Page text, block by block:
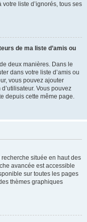
liste d’ignorés, tous ses
de ma liste d’amis ou
deux manières. Dans le
dans votre liste d’amis ou
vous pouvez ajouter
Vous pouvez
depuis cette même page.
située en haut des
avancée est accessible
sur toutes les pages
thèmes graphiques